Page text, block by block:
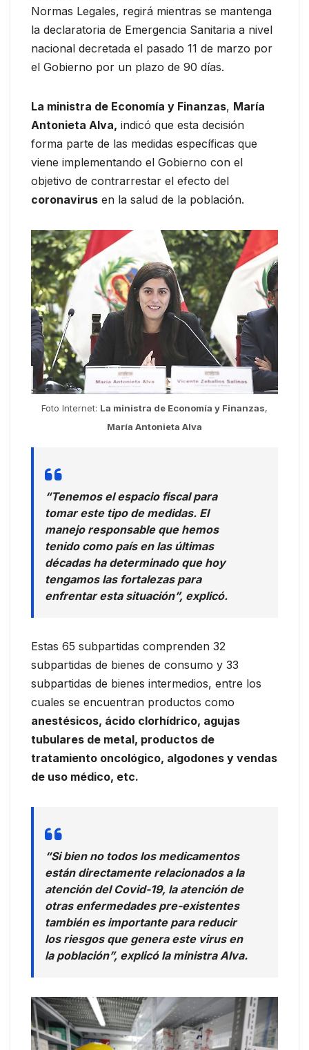
Normas Legales, regirá mientras se mantenga
la declaratoria de Emergencia Sanitaria a nivel
nacional decretada el pasado 11 de marzo por
el Gobierno por un plazo de 90 días.
La ministra de Economía y Finanzas, María
Antonieta Alva, indicó que esta decisión
forma parte de las medidas específicas que
viene implementando el Gobierno con el
objetivo de contrarrestar el efecto del
coronavirus en la salud de la población.
Foto Internet: La ministra de Economía y Finanzas,
María Antonieta Alva
“Tenemos el espacio fiscal para
tomar este tipo de medidas. El
manejo responsable que hemos
tenido como país en las últimas
décadas ha determinado que hoy
tengamos las fortalezas para
enfrentar esta situación”, explicó.
Estas 65 subpartidas comprenden 32
subpartidas de bienes de consumo y 33
subpartidas de bienes intermedios, entre los
cuales se encuentran productos como
anestésicos, ácido clorhídrico, agujas
tubulares de metal, productos de
tratamiento oncológico, algodones y vendas
de uso médico, etc.
“Si bien no todos los medicamentos
están directamente relacionados a la
atención del Covid-19, la atención de
otras enfermedades pre-existentes
también es importante para reducir
los riesgos que genera este virus en
la población”, explicó la ministra Alva.